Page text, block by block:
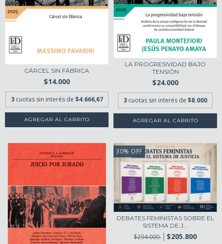
CÁRCEL SIN FÁBRICA
$14.000
3 cuotas sin interés de $4.666,67
LA PROGRESIVIDAD BAJO
TENSIÓN
$24.000
3 cuotas sin interés de $8.000
30% OFF
DEBATES FEMINISTAS SOBRE EL
SISTEMA DE J...
$294.000 $205.800